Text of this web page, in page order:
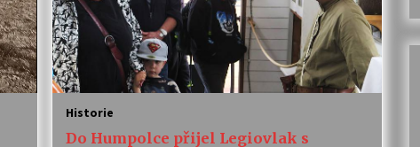
Vysočinka
17. 7. 2026
Varhanní recitál Michala Novenka v
Historie
Do Humpolce přijel Legiovlak s